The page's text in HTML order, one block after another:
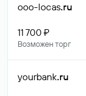
ooo-locas.ru
11 700 ₽
Возможен торг
yourbank.ru